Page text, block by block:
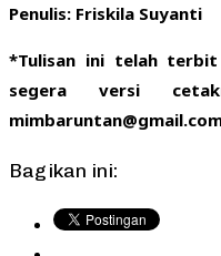
Penulis: Friskila Suyanti
*Tulisan ini telah
segera versi
Bagikan ini: